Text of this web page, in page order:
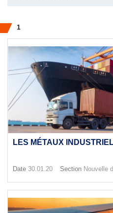
1
LES MÉTAUX
Date 30.01.20 Section Nouvelle